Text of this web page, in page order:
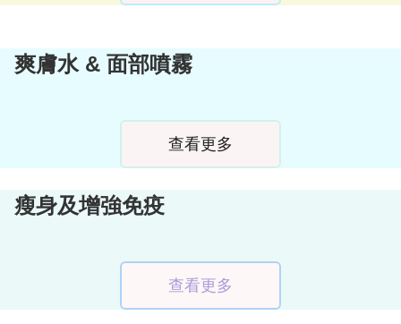
爽膚水 & 面部噴霧
查看更多
瘦身及增強免疫
查看更多